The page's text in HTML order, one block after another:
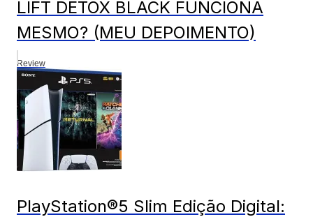
LIFT DETOX BLACK FUNCIONA
MESMO? (MEU DEPOIMENTO)
Review
PlayStation®5 Slim Edição Digital: